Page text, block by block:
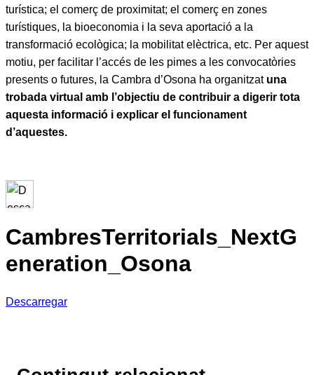
turística; el comerç de proximitat; el comerç en zones
turístiques, la bioeconomia i la seva aportació a la
transformació ecològica; la mobilitat elèctrica, etc. Per aquest
motiu, per facilitar l’accés de les pimes a les convocatòries
presents o futures, la Cambra d’Osona ha organitzat una
trobada virtual amb l’objectiu de contribuir a digerir tota
aquesta informació i explicar el funcionament
d’aquestes.
CambresTerritorials_NextG
eneration_Osona
Descarregar